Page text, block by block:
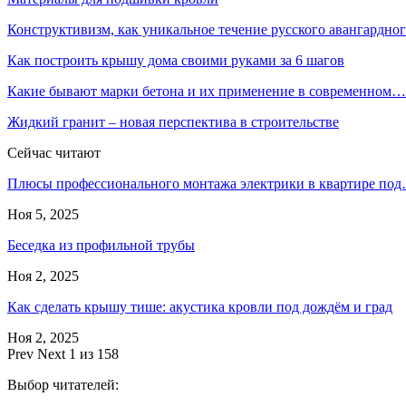
Конструктивизм, как уникальное течение русского
Как построить крышу дома своими руками за 6 шагов
Какие бывают марки бетона и их применение в современном…
Жидкий гранит – новая перспектива в строительстве
Сейчас читают
Плюсы профессионального монтажа электрики в квартире
Ноя 5, 2025
Беседка из профильной трубы
Ноя 2, 2025
Как сделать крышу тише: акустика кровли под дождём и град
Ноя 2, 2025
Prev Next 1 из 158
Выбор читателей: